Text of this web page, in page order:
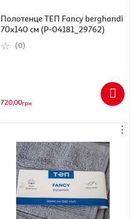
Полотенце ТЕП Fancy berghandi
70х140 см (Р-04181_29762)
(0)
720,00грн
⋮